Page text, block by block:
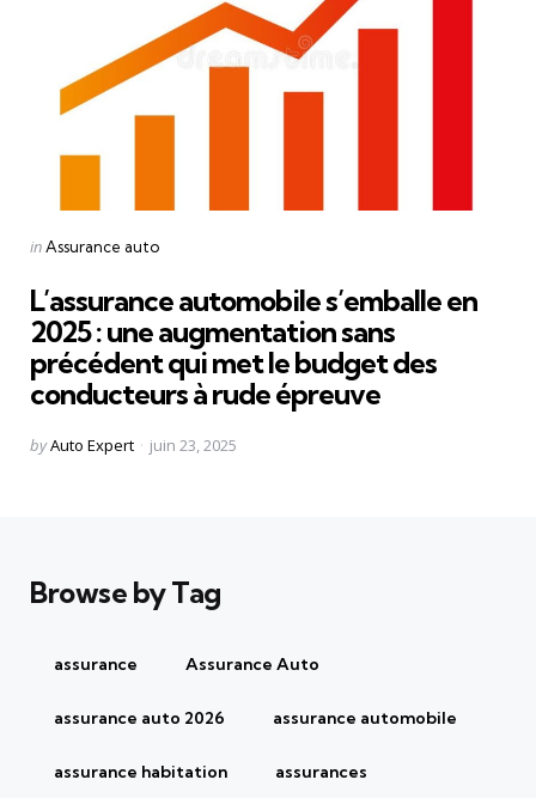
Categories
Posted
inAssurance auto
L’assurance automobile s’emballe en
2025 : une augmentation sans
précédent qui met le budget des
conducteurs à rude épreuve
Posted
byAuto Expert juin 23, 2025
Browse by Tag
assurance Assurance Auto
assurance auto 2026 assurance automobile
assurance habitation assurances